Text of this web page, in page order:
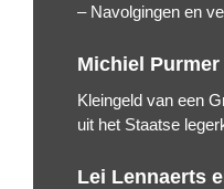
– Navolgingen en
Michiel
Kleingeld van een
uit het Staatse
Lei Lennaerts